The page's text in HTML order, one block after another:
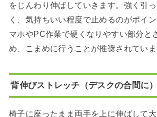
をじんわり伸ばしていきます。強く引
く、気持ちいい程度で止めるのがポイ
マホやPC作業で硬くなりやすい部分と
め、こまめに行うことが推奨されていま
背伸びストレッチ（デスクの合間に）
椅子に座ったまま両手を上に伸ばして